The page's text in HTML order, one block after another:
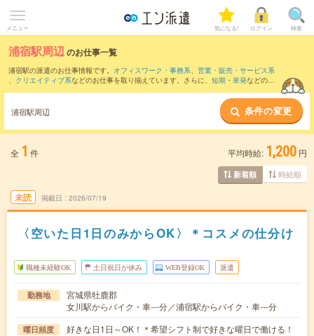
メニュー 気になる! ログイン 検索
浦宿駅周辺のお仕事一覧
浦宿駅の派遣のお仕事情報です。 オフィスワーク・事務系、 営業・販売・サービス系
、 クリエイティブ系などのお仕事を取り揃えています。さらに、 短期 ・ 単発などの期
また、石巻駅
など近隣駅のお仕事もご確認い
ただけます。
浦宿駅周辺 条件の変更
全 1 件 平均時給: 1,200 円
新着順 時給順
未読 掲載日 2026/07/19
〈空いた日1日のみからOK〉＊コスメの仕分け
職種未経験OK 土日祝日が休み WEB登録OK 派遣
勤務地
宮城県牡鹿郡
女川駅からバイク・車---分／浦宿駅からバイク・車---分
曜日頻度 好きな日1日～OK！＊希望シフト制で好きな曜日で働ける！